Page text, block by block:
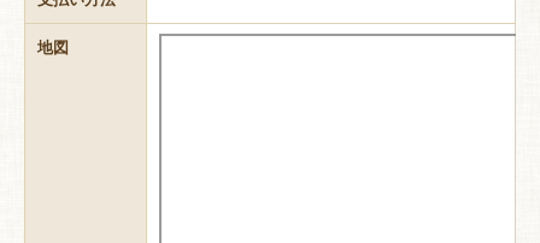
地図